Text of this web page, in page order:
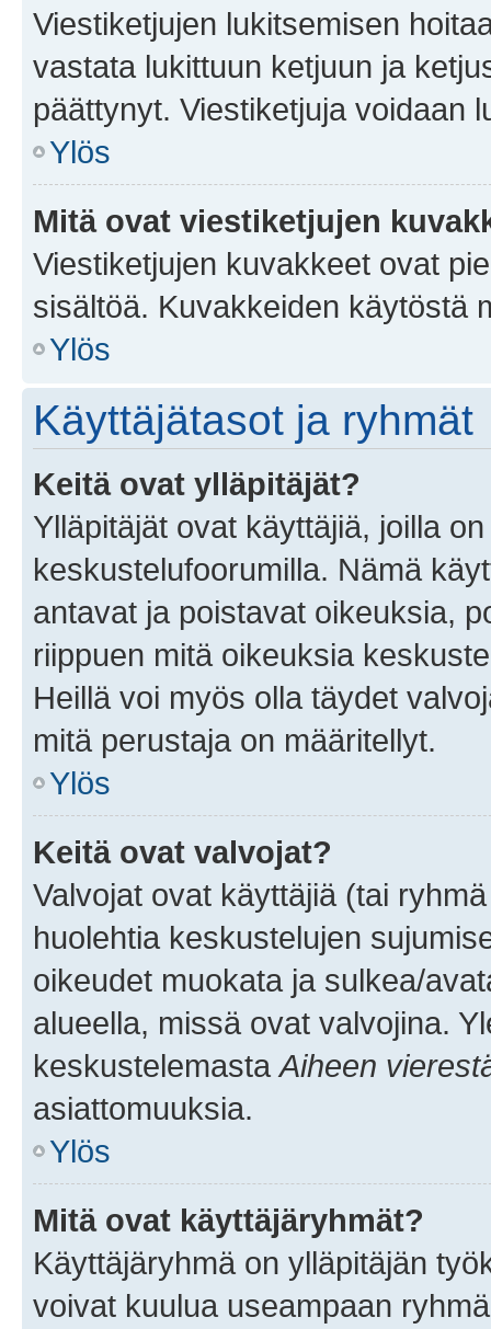
Viestiketjujen lukitsemisen
vastata lukittuun ketjuun ja
päättynyt. Viestiketjuja voidaan
Ylös
Mitä ovat viestiketjujen
Viestiketjujen kuvakkeet ovat
sisältöä. Kuvakkeiden käytöstä
Ylös
Käyttäjätasot ja ryhmät
Keitä ovat ylläpitäjät?
Ylläpitäjät ovat käyttäjiä, joilla
keskustelufoorumilla. Nämä
antavat ja poistavat oikeuksia,
riippuen mitä oikeuksia
Heillä voi myös olla täydet
mitä perustaja on määritellyt.
Ylös
Keitä ovat valvojat?
Valvojat ovat käyttäjiä (tai
huolehtia keskustelujen
oikeudet muokata ja sulkea/
alueella, missä ovat valvojina.
keskustelemasta Aiheen
asiattomuuksia.
Ylös
Mitä ovat käyttäjäryhmät?
Käyttäjäryhmä on ylläpitäjän
voivat kuulua useampaan